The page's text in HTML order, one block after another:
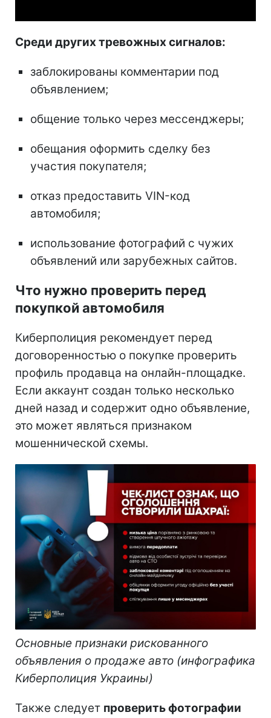
Среди других тревожных сигналов:
заблокированы комментарии под
объявлением;
общение только через мессенджеры;
обещания оформить сделку без
участия покупателя;
отказ предоставить VIN-код
автомобиля;
использование фотографий с чужих
объявлений или зарубежных сайтов.
Что нужно проверить перед
покупкой автомобиля
Киберполиция рекомендует перед
договоренностью о покупке проверить
профиль продавца на онлайн-площадке.
Если аккаунт создан только несколько
дней назад и содержит одно объявление,
это может являться признаком
мошеннической схемы.
Основные признаки рискованного
объявления о продаже авто (инфографика
Киберполиция Украины)
Также следует проверить фотографии